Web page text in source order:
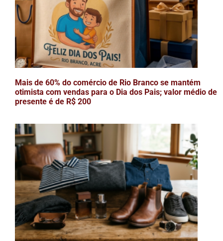
Mais de 60% do comércio de Rio Branco se mantém
otimista com vendas para o Dia dos Pais; valor médio de
presente é de R$ 200